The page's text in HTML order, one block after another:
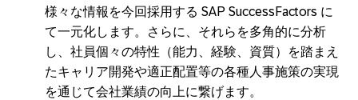
様々な情報を今回採用する SAP SuccessFactors に
て一元化します。さらに、それらを多角的に分析
し、社員個々の特性（能力、経験、資質）を踏まえ
たキャリア開発や適正配置等の各種人事施策の実現
を通じて会社業績の向上に繋げます。